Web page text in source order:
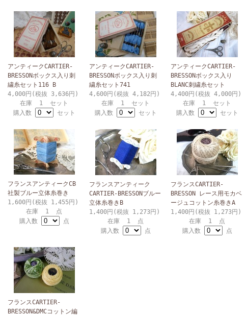
アンティークCARTIER-
BRESSONボックス入り刺
繍糸セット116 B
4,000円(税抜 3,636円)
在庫 1 セット
購入数
セット
アンティークCARTIER-
BRESSONボックス入り刺
繍糸セット741
4,600円(税抜 4,182円)
在庫 1 セット
購入数
セット
アンティークCARTIER-
BRESSONボックス入り
BLANC刺繍糸セット
4,400円(税抜 4,000円)
在庫 1 セット
購入数
セット
フランスアンティークCB
社製ブルー立体糸巻き
1,600円(税抜 1,455円)
在庫 1 点
購入数
点
フランスアンティーク
CARTIER-BRESSONブルー
立体糸巻きB
1,400円(税抜 1,273円)
在庫 1 点
購入数
点
フランスCARTIER-
BRESSON レース用モカベ
ージュコットン糸巻きA
1,400円(税抜 1,273円)
在庫 1 点
購入数
点
フランスCARTIER-
BRESSON&DMCコットン編